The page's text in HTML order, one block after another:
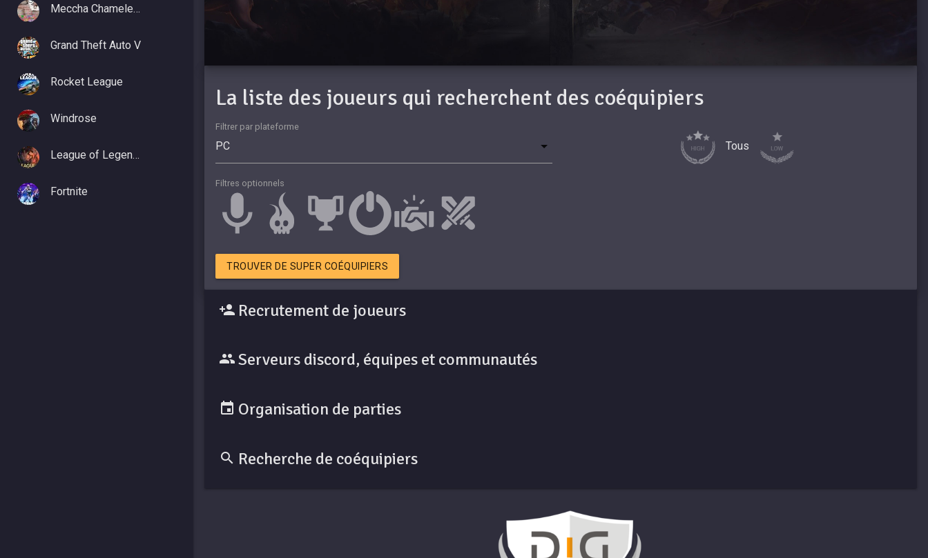
Meccha Chameleon
Grand Theft Auto V
Rocket League
Windrose
League of Legends
Fortnite
La liste des joueurs qui recherchent des coéquipiers
Filtrer par plateforme
Filtres optionnels
Tous
TROUVER DE SUPER COÉQUIPIERS
Recrutement de joueurs
Serveurs discord, équipes et communautés
Organisation de parties
Recherche de coéquipiers